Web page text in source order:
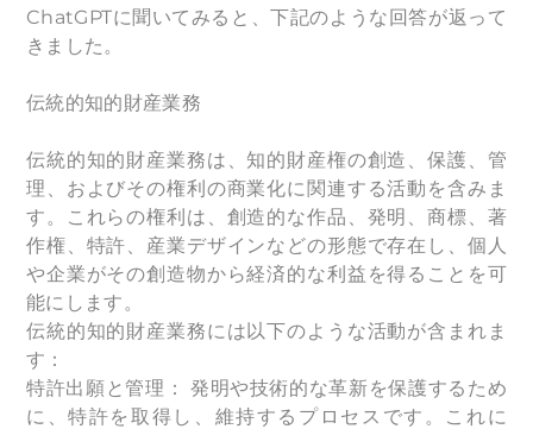
ChatGPTに聞いてみると、下記のような回答が返って
きました。
伝統的知的財産業務
伝統的知的財産業務は、知的財産権の創造、保護、管
理、およびその権利の商業化に関連する活動を含みま
す。これらの権利は、創造的な作品、発明、商標、著
作権、特許、産業デザインなどの形態で存在し、個人
や企業がその創造物から経済的な利益を得ることを可
能にします。
伝統的知的財産業務には以下のような活動が含まれま
す：
特許出願と管理： 発明や技術的な革新を保護するため
に、特許を取得し、維持するプロセスです。これに